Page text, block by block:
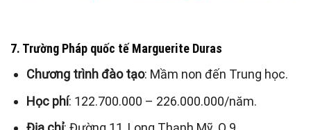
7. Trường Pháp quốc tế Marguerite Duras
Chương trình đào tạo: Mầm non đến Trung học.
Học phí: 122.700.000 – 226.000.000/năm.